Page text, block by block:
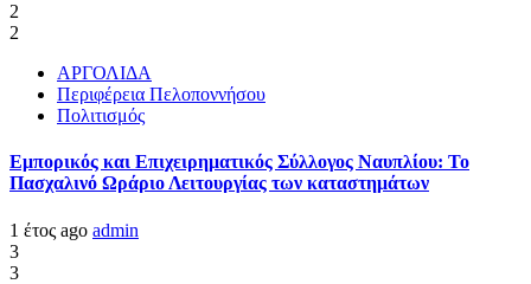
2
2
ΑΡΓΟΛΙΔΑ
Περιφέρεια Πελοποννήσου
Πολιτισμός
Εμπορικός και Επιχειρηματικός Σύλλογος Ναυπλίου: Το
Πασχαλινό Ωράριο Λειτουργίας των καταστημάτων
1 έτος ago admin
3
3